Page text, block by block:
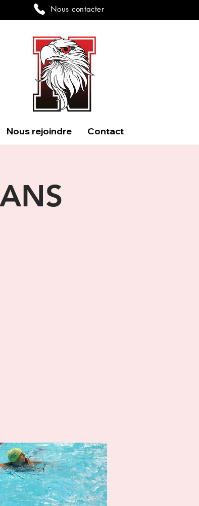
Nous contacter
Nous rejoindre Contact